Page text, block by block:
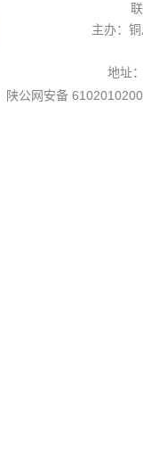
主办：
地址
陕公网安备